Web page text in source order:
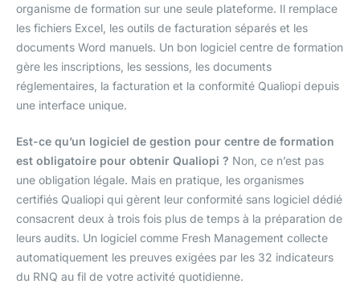
organisme de formation sur une seule plateforme. Il remplace
les fichiers Excel, les outils de facturation séparés et les
documents Word manuels. Un bon logiciel centre de formation
gère les inscriptions, les sessions, les documents
réglementaires, la facturation et la conformité Qualiopi depuis
une interface unique.
Est-ce qu’un logiciel de gestion pour centre de formation
est obligatoire pour obtenir Qualiopi ? Non, ce n’est pas
une obligation légale. Mais en pratique, les organismes
certifiés Qualiopi qui gèrent leur conformité sans logiciel dédié
consacrent deux à trois fois plus de temps à la préparation de
leurs audits. Un logiciel comme Fresh Management collecte
automatiquement les preuves exigées par les 32 indicateurs
du RNQ au fil de votre activité quotidienne.